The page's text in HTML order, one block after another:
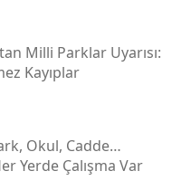
Milli Parklar Uyarısı:
Kayıplar
Okul, Cadde…
Yerde Çalışma Var